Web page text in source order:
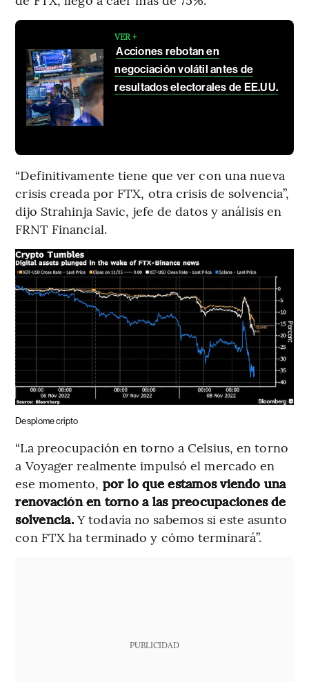
VER +
Acciones rebotan en
negociación volátil antes de
resultados electorales de EE.UU.
“Definitivamente tiene que ver con una nueva
crisis creada por FTX, otra crisis de solvencia”,
dijo Strahinja Savic, jefe de datos y análisis en
FRNT Financial.
Desplome cripto
“La preocupación en torno a Celsius, en torno
a Voyager realmente impulsó el mercado en
ese momento, por lo que estamos viendo una
renovación en torno a las preocupaciones de
solvencia.Y todavía no sabemos si este asunto
con FTX ha terminado y cómo terminará”.
PUBLICIDAD